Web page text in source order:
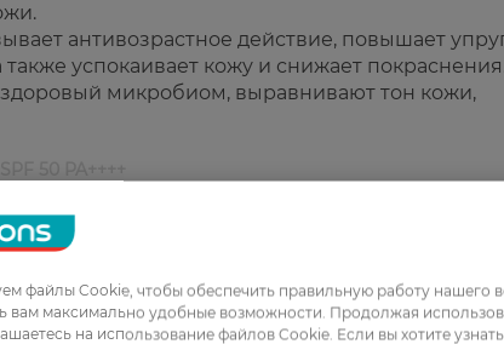
антивозрастное действие, повышает
успокаивает кожу и снижает
микробиом, выравнивают тон кожи,
50 PA++++
UVA/UVB.
файлы Cookie, чтобы обеспечить правильную работу нашего
вам максимально удобные возможности. Продолжая
на использование файлов Cookie. Если вы хотите